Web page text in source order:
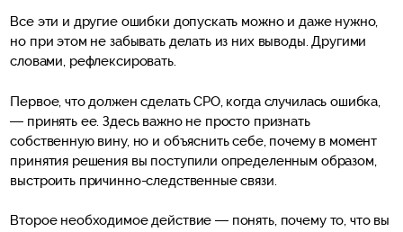
Все эти и другие ошибки допускать можно и даже нужно,
но при этом не забывать делать из них выводы. Другими
словами, рефлексировать.
Первое, что должен сделать CPO, когда случилась ошибка,
— принять ее. Здесь важно не просто признать
собственную вину, но и объяснить себе, почему в момент
принятия решения вы поступили определенным образом,
выстроить причинно-следственные связи.
Второе необходимое действие — понять, почему то, что вы